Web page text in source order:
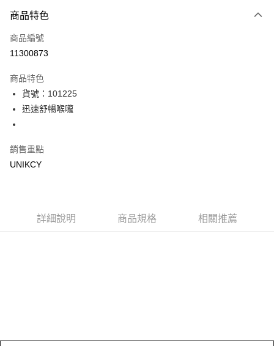
icash Pay
信用卡一次付款
LINE Pay
Apple Pay
商品特色
商品編號
11300873
商品特色
貨號：101225
迅速舒暢喉嚨
銷售重點
UNIKCY
詳細說明 商品規格 相關推薦